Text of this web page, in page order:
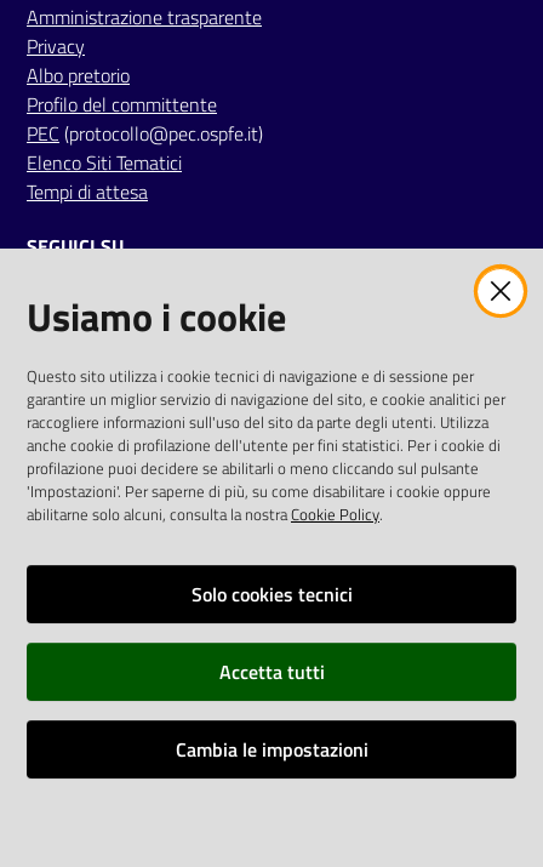
Fornitori
Seguici
su
Amministrazione trasparente
Privacy
Albo pretorio
Profilo del committente
PEC (protocollo@pec.ospfe.it)
Elenco Siti Tematici
Tempi di attesa
SEGUICI SU
twitterfacebookyoutube
AREA DIPENDENTI
Posta Elettronica Aziendale
Cloud aziendale(manuale di istruzioni)
Portale del Dipendente
Sito intranet
Redazione web
Credits
Usiamo i cookie
Questo sito utilizza i cookie tecnici di navigazione e di sessione per
garantire un miglior servizio di navigazione del sito, e cookie analitici per
raccogliere informazioni sull'uso del sito da parte degli utenti. Utilizza
anche cookie di profilazione dell'utente per fini statistici. Per i cookie di
profilazione puoi decidere se abilitarli o meno cliccando sul pulsante
'Impostazioni'. Per saperne di più, su come disabilitare i cookie oppure
abilitarne solo alcuni, consulta la nostraCookie Policy.
Solo cookies tecnici
Accetta tutti
Cambia le impostazioni